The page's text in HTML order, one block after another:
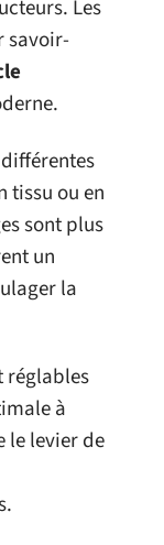
Les
savoir-
tissu ou en
sont plus
un
la
réglables
à
le levier de